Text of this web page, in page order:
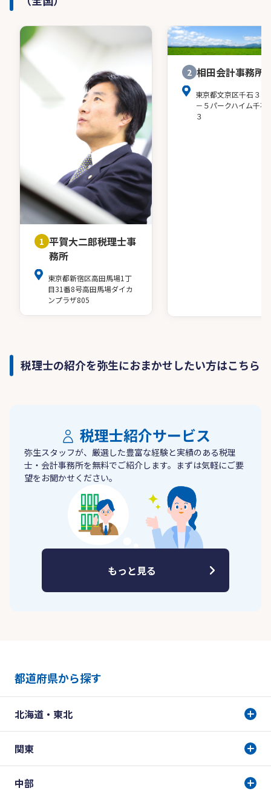
1 平賀大二郎税理士事
務所
東京都新宿区高田馬場1丁
目31番8号高田馬場ダイカ
ンプラザ805
2 相田会計事務所
東京都文京区千石３－
－５パークハイム千石
３
税理士の紹介を弥生におまかせしたい方はこちら
税理士紹介サービス
弥生スタッフが、厳選した豊富な経験と実績のある税理
士・会計事務所を無料でご紹介します。まずは気軽にご要
望をお聞かせください。
もっと見る
都道府県から探す
北海道・東北
関東
中部